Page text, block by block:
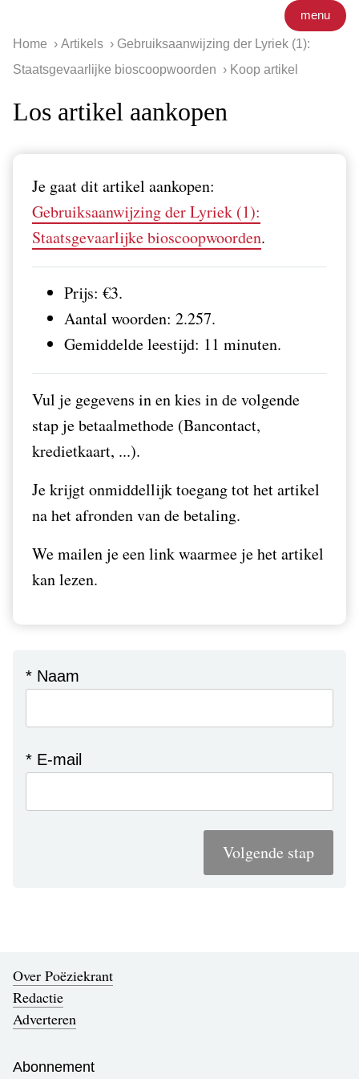
menu
Home Artikels
Gebruiksaanwijzing der Lyriek (1):
Staatsgevaarlijke bioscoopwoorden
Koop artikel
Los artikel aankopen
Je gaat dit artikel aankopen:
Gebruiksaanwijzing der Lyriek (1):
Staatsgevaarlijke bioscoopwoorden.
Prijs: €3.
Aantal woorden: 2.257.
Gemiddelde leestijd: 11 minuten.
Vul je gegevens in en kies in de volgende
stap je betaalmethode (Bancontact,
kredietkaart, ...).
Je krijgt onmiddellijk toegang tot het artikel
na het afronden van de betaling.
We mailen je een link waarmee je het artikel
kan lezen.
* Naam
* E-mail
Volgende stap
Over Poëziekrant
Redactie
Adverteren
Abonnement